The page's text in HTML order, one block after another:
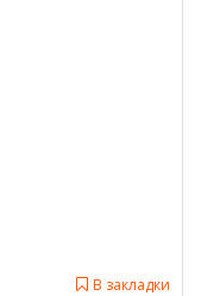
В закладки